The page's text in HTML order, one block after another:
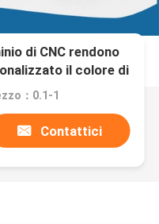
di CNC rendono
il colore di
：0.1-1
Contattici